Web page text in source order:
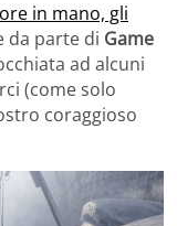
in mano, gli
da parte di Game
ad alcuni
(come solo
coraggioso